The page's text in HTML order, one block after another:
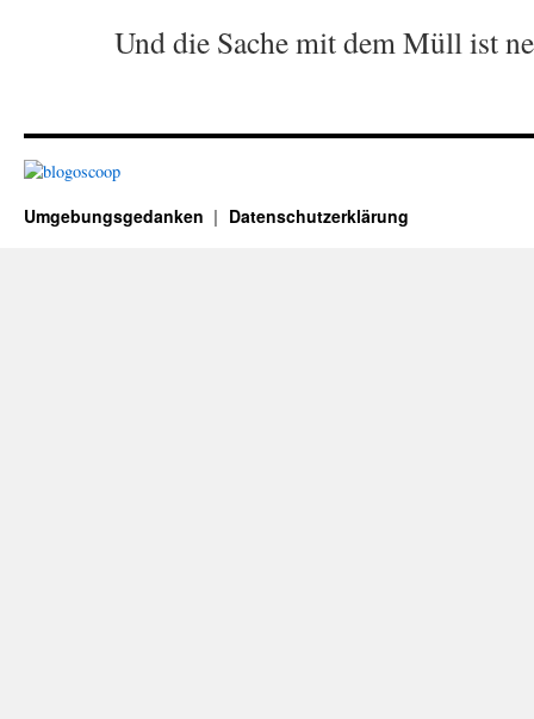
Und die Sache mit dem Müll ist
Umgebungsgedanken Datenschutzerklärung